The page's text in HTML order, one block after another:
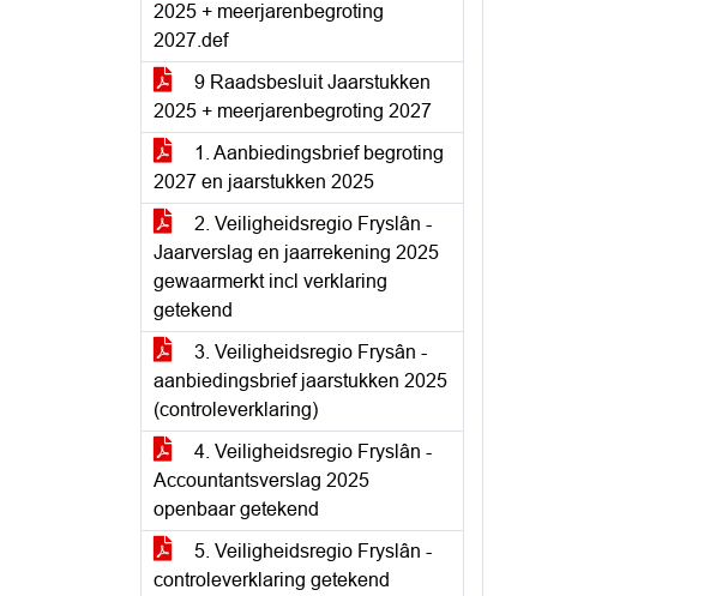
2025 + meerjarenbegroting
2027.def
9 Raadsbesluit Jaarstukken
2025 + meerjarenbegroting 2027
1. Aanbiedingsbrief begroting
2027 en jaarstukken 2025
2. Veiligheidsregio Fryslân -
Jaarverslag en jaarrekening 2025
gewaarmerkt incl verklaring
getekend
3. Veiligheidsregio Frysân -
aanbiedingsbrief jaarstukken 2025
(controleverklaring)
4. Veiligheidsregio Fryslân -
Accountantsverslag 2025
openbaar getekend
5. Veiligheidsregio Fryslân -
controleverklaring getekend